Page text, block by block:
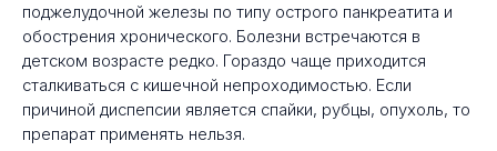
поджелудочной железы по типу острого панкреатита и
обострения хронического. Болезни встречаются в
детском возрасте редко. Гораздо чаще приходится
сталкиваться с кишечной непроходимостью. Если
причиной диспепсии является спайки, рубцы, опухоль, то
препарат применять нельзя.